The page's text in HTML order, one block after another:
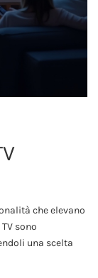
che elevano
sono
una scelta